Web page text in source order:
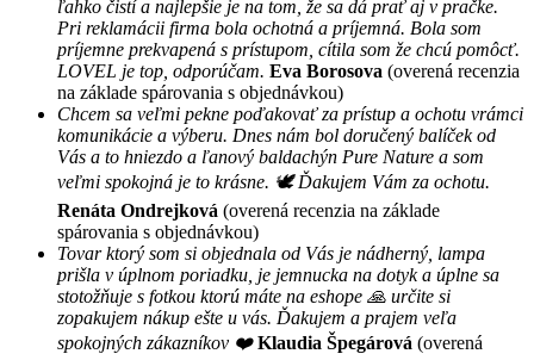
ľahko čistí a najlepšie je na tom, že sa dá prať aj v pračke.
Pri reklamácii firma bola ochotná a príjemná. Bola som
príjemne prekvapená s prístupom, cítila som že chcú pomôcť.
LOVEL je top, odporúčam. Eva Borosova (overená recenzia
na základe spárovania s objednávkou)
Chcem sa veľmi pekne poďakovať za prístup a ochotu vrámci
komunikácie a výberu. Dnes nám bol doručený balíček od
Vás a to hniezdo a ľanový baldachýn Pure Nature a som
veľmi spokojná je to krásne. 🕊 Ďakujem Vám za ochotu.
Renáta Ondrejková (overená recenzia na základe
spárovania s objednávkou)
Tovar ktorý som si objednala od Vás je nádherný, lampa
prišla v úplnom poriadku, je jemnucka na dotyk a úplne sa
stotožňuje s fotkou ktorú máte na eshope 🙏 určite si
zopakujem nákup ešte u vás. Ďakujem a prajem veľa
spokojných zákazníkov ❤️ Klaudia Špegárová (overená